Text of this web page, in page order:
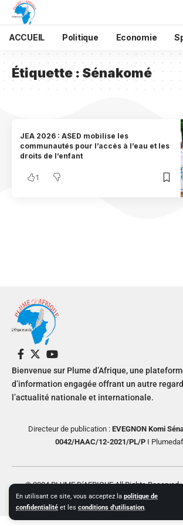
En utilisant ce site, vous acceptez la politique de
confidentialité et les conditions d'utilisation.
ACCUEIL Politique Economie
Étiquette : Sénakomé
JEA 2026 : ASED mobilise les
communautés pour l’accès à l’eau et les
droits de l’enfant
1
Bienvenue sur Plume d’Afrique, une
d’information engagée offrant un autre
l’actualité nationale et internationale.
Directeur de publication : EVEGNON Komi
0042/HAAC/12-2021/PL/PI
© 2024 PLUME D’AFRIQUE All Rights
Creative